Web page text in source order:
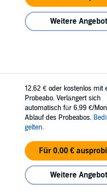
Weitere
12,62 € oder kostenlos mit
Probeabo. Verlängert sich
automatisch für 6,99 €/
Ablauf des Probeabos.
gelten.
Für 0,00 €
Weitere